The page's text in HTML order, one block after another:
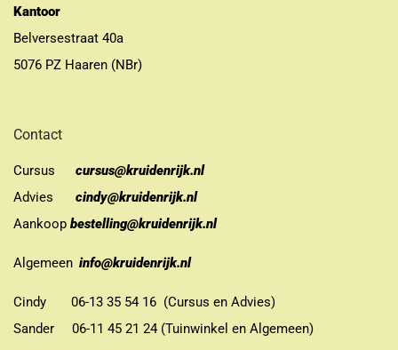
Kantoor
Belversestraat 40a
5076 PZ Haaren (NBr)
Contact
Cursus
cursus@kruidenrijk.nl
Advies
cindy@kruidenrijk.nl
Aankoop bestelling@kruidenrijk.nl
Algemeen info@kruidenrijk.nl
Cindy 06-13 35 54 16 (Cursus en Advies)
Sander 06-11 45 21 24 (Tuinwinkel en Algemeen)